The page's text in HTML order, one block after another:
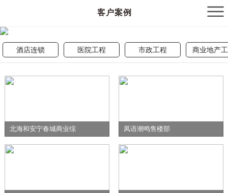
客户案例
酒店连锁 医院工程 市政工程 商业地产
北海和安宁春城商业综 凤语潮鸣售楼部